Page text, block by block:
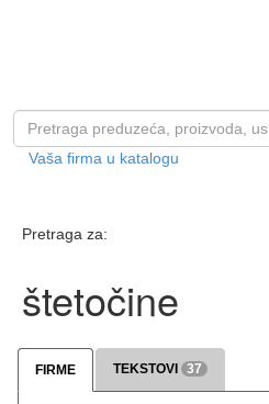
Vaša firma u katalogu
Pretraga za:
štetočine
FIRME TEKSTOVI 37